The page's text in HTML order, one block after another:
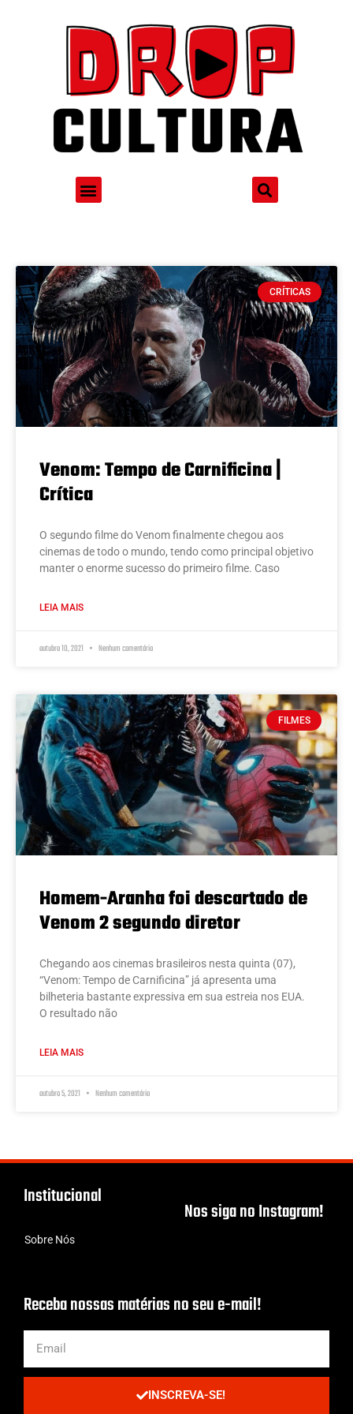
CRÍTICAS
Venom: Tempo de Carnificina |
Crítica
O segundo filme do Venom finalmente chegou aos
cinemas de todo o mundo, tendo como principal objetivo
manter o enorme sucesso do primeiro filme. Caso
LEIA MAIS
outubro 10, 2021 Nenhum comentário
FILMES
Homem-Aranha foi descartado de
Venom 2 segundo diretor
Chegando aos cinemas brasileiros nesta quinta (07),
“Venom: Tempo de Carnificina” já apresenta uma
bilheteria bastante expressiva em sua estreia nos EUA.
O resultado não
LEIA MAIS
outubro 5, 2021 Nenhum comentário
Institucional
Sobre Nós
Nos siga no Instagram!
Receba nossas matérias no seu e-mail!
INSCREVA-SE!